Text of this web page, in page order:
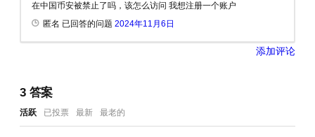
在中国币安被禁止了吗，该怎么访问 我想注册一个账户
匿名 已回答的问题 2024年11月6日
添加评论
3答案
活跃 已投票 最新 最老的